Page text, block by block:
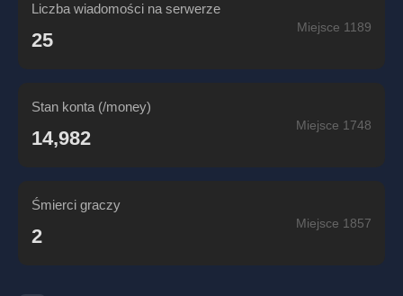
Liczba wiadomości na serwerze
25
Miejsce 1189
Stan konta (/money)
14,982
Miejsce 1748
Śmierci graczy
2
Miejsce 1857